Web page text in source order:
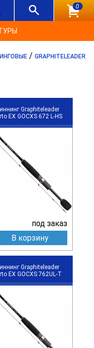
0
/ GRAPHITELEADER
Graphiteleader
EX GOCXS 672 L-HS
под заказ
В корзину
Graphiteleader
EX GOCXS 762UL-T